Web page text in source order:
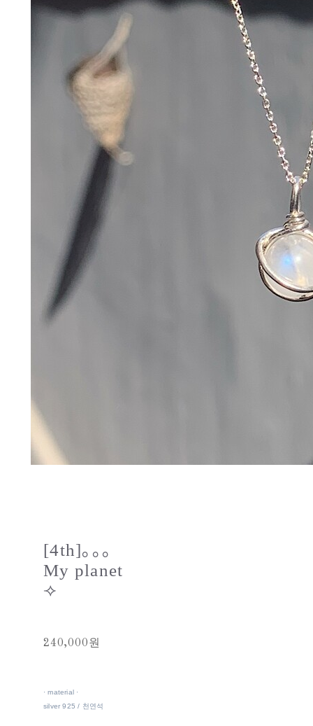
[4th]｡｡｡
My planet
⟢
240,000원
· material ·
silver 925 / 천연석